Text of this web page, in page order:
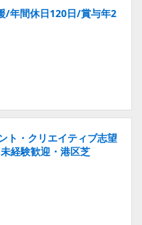
/年間休日120日/賞与年2
ト・クリエイティブ志望
経験歓迎・港区芝